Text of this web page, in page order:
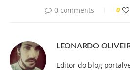
0 comments 0
LEONARDO
Editor do blog